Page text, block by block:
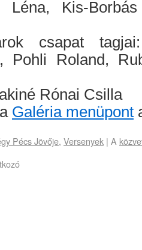
Léna, Kis-
csapat
Pohli Roland,
Rónai Csilla
Galéria menüpont
Pécs Jövője, Versenyek | A